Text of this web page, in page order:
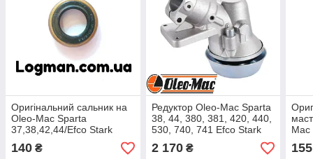
Оригінальний сальник на
Oleo-Mac Sparta
37,38,42,44/Efco Stark
37,38,42,44
140 ₴
Редуктор Oleo-Mac Sparta
38, 44, 380, 381, 420, 440,
530, 740, 741 Efco Stark
38, 440 61250287,
61040133
2 170₴
Mac
155